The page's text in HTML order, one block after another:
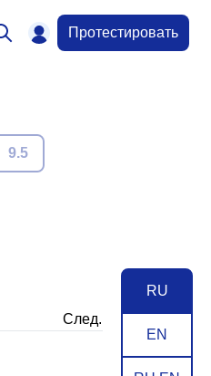
Протестировать
9.5
RU
EN
След.